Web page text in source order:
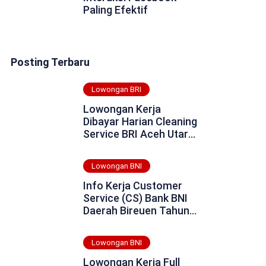
Paling Efektif
Posting Terbaru
Lowongan BRI
Lowongan Kerja
Dibayar Harian Cleaning
Service BRI Aceh Utara
Lowongan BNI
Info Kerja Customer
Service (CS) Bank BNI
Daerah Bireuen Tahun
Lowongan BNI
Lowongan Kerja Full